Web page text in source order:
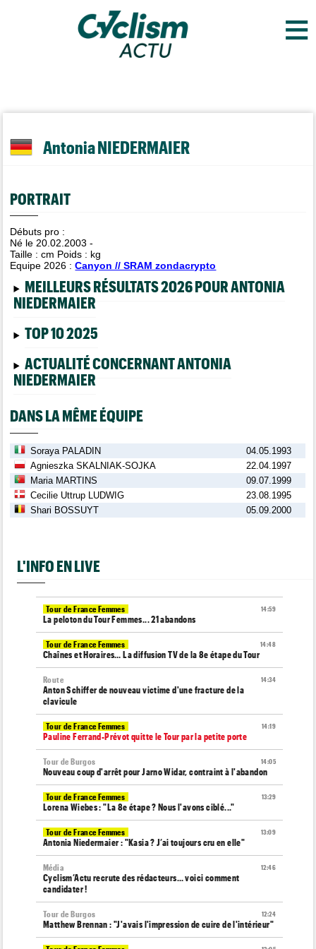
≡
Antonia NIEDERMAIER
PORTRAIT
Débuts pro :
Né le 20.02.2003 -
Taille :cm Poids : kg
Equipe 2026 :Canyon // SRAM zondacrypto
MEILLEURS RÉSULTATS 2026 POUR ANTONIA
NIEDERMAIER
TOP 10 2025
ACTUALITÉ CONCERNANT ANTONIA
NIEDERMAIER
DANS LA MÊME ÉQUIPE
Soraya PALADIN
04.05.1993
Agnieszka SKALNIAK-SOJKA
22.04.1997
Maria MARTINS
09.07.1999
Cecilie Uttrup LUDWIG
23.08.1995
Shari BOSSUYT
05.09.2000
L'INFO EN LIVE
14:59
Tour de France Femmes
La peloton du Tour Femmes... 21 abandons
14:48
Tour de France Femmes
Chaînes et Horaires… La diffusion TV de la 8e étape du Tour
14:34
Route
Anton Schiffer de nouveau victime d'une fracture de la
clavicule
14:19
Tour de France Femmes
Pauline Ferrand-Prévot quitte le Tour par la petite porte
14:05
Tour de Burgos
Nouveau coup d'arrêt pour Jarno Widar, contraint à l'abandon
13:29
Tour de France Femmes
Lorena Wiebes : "La 8e étape ? Nous l'avons ciblé..."
13:09
Tour de France Femmes
Antonia Niedermaier : "Kasia ? J’ai toujours cru en elle"
12:46
Média
Cyclism’Actu recrute des rédacteurs… voici comment
candidater !
12:24
Tour de Burgos
Matthew Brennan : "J'avais l'impression de cuire de l'intérieur"